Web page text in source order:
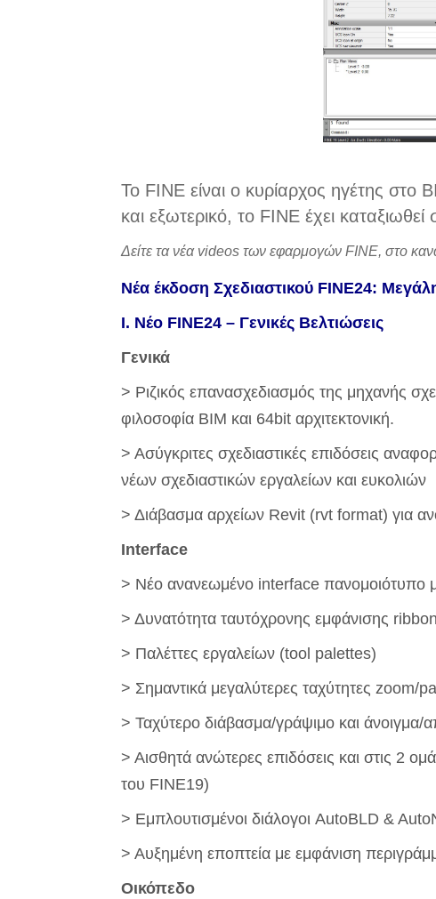
To FINE είναι ο κυρίαρχος ηγέτης
και εξωτερικό, το FINE έχει
Δείτε τα νέα videos των εφαρμογών FINE, στο
Νέα έκδοση Σχεδιαστικού FINE24:
I. Νέο FINE24 – Γενικές Βελτιώσεις
Γενικά
> Ριζικός επανασχεδιασμός της μηχανής
φιλοσοφία BIM και 64bit αρχιτεκτονική.
> Ασύγκριτες σχεδιαστικές επιδόσεις
νέων σχεδιαστικών εργαλείων και ευκολιών
> Διάβασμα αρχείων Revit (rvt format) για
Interface
> Nέο ανανεωμένο interface πανομοιότυπο
> Δυνατότητα ταυτόχρονης εμφάνισης
> Παλέττες εργαλείων (tool palettes)
> Σημαντικά μεγαλύτερες ταχύτητες
> Ταχύτερο διάβασμα/γράψιμο και άνοιγμα/
> Αισθητά ανώτερες επιδόσεις και στις 2
του FINE19)
> Εμπλουτισμένοι διάλογοι AutoBLD &
> Αυξημένη εποπτεία με εμφάνιση
Οικόπεδο